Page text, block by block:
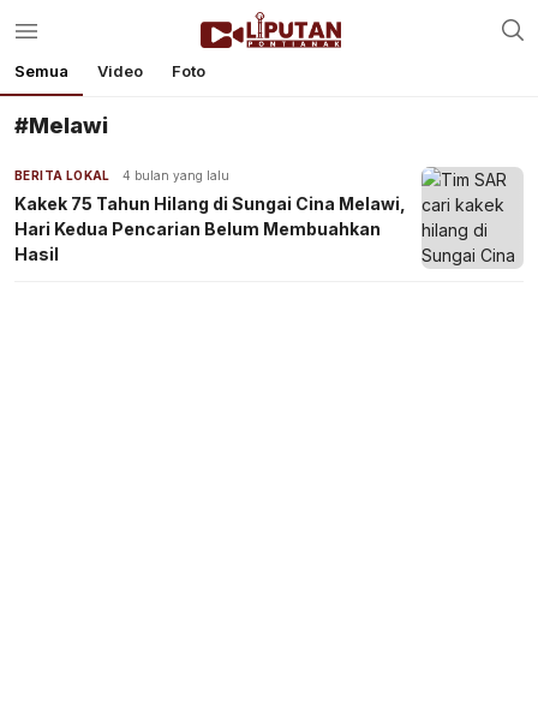
Semua Video Foto
#Melawi
BERITA LOKAL 4 bulan yang lalu
Kakek 75 Tahun Hilang di Sungai Cina Melawi,
Hari Kedua Pencarian Belum Membuahkan
Hasil